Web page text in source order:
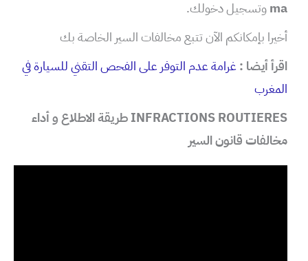
maوتسجيل دخولك.
أخيرا بإمكانكم الآن تتبع مخالفات السير الخاصة بك
اقرأ أيضا : غرامة عدم التوفر على الفحص التقني للسيارة في
المغرب
INFRACTIONS ROUTIERES طريقة الاطلاع و أداء
مخالفات قانون السير